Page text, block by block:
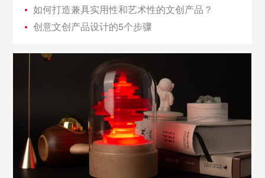
如何打造兼具实用性和艺术性的文创产品？
创意文创产品设计的5个步骤